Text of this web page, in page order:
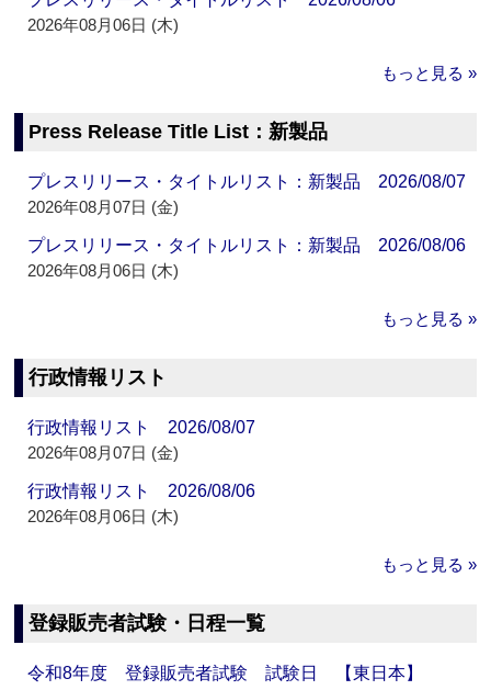
2026年08月06日 (木)
もっと見る »
Press Release Title List：新製品
プレスリリース・タイトルリスト：新製品 2026/08/07
2026年08月07日 (金)
プレスリリース・タイトルリスト：新製品 2026/08/06
2026年08月06日 (木)
もっと見る »
行政情報リスト
行政情報リスト 2026/08/07
2026年08月07日 (金)
行政情報リスト 2026/08/06
2026年08月06日 (木)
もっと見る »
登録販売者試験・日程一覧
令和8年度 登録販売者試験 試験日 【東日本】